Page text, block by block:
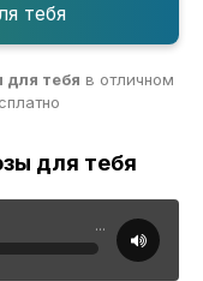
тебя
для тебя в отличном
для тебя
...